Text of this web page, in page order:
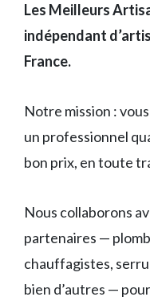
Les Meilleurs
indépendant
France.
Notre mission :
un professionnel
bon prix, en toute
Nous collaborons
partenaires —
chauffagistes,
bien d’autres —